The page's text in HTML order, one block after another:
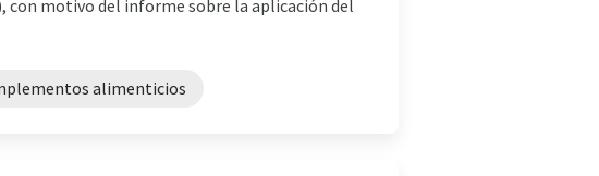
con motivo del informe sobre la aplicación del
alimenticios